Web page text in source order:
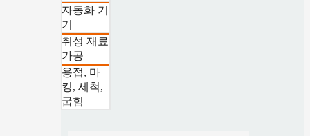
자동화 기
기
취성 재료
가공
용접, 마
킹, 세척,
굽힘